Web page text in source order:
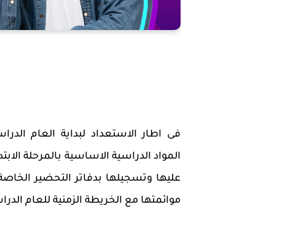
فى اطار الاستعداد لبداية العام
المواد الدراسية الاساسية بالمرحلة
عليها وتسجيلها بدفاتر التحضير
موائمتها مع الخريطة الزمنية للعام